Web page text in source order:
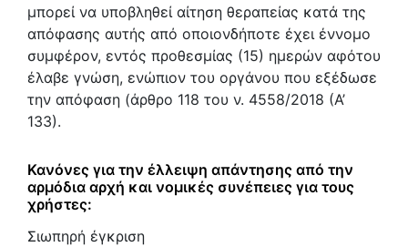
μπορεί να υποβληθεί αίτηση θεραπείας κατά της
απόφασης αυτής από οποιονδήποτε έχει έννομο
συμφέρον, εντός προθεσμίας (15) ημερών αφότου
έλαβε γνώση, ενώπιον του οργάνου που εξέδωσε
την απόφαση (άρθρο 118 του ν. 4558/2018 (Α’
133).
Κανόνες για την έλλειψη απάντησης από την
αρμόδια αρχή και νομικές συνέπειες για τους
χρήστες:
Σιωπηρή έγκριση